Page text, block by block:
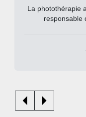
La photothérapie
responsable